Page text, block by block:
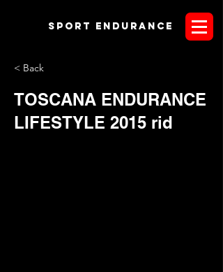
Sport endurANCE
< Back
TOSCANA ENDURANCE
LIFESTYLE 2015 rid